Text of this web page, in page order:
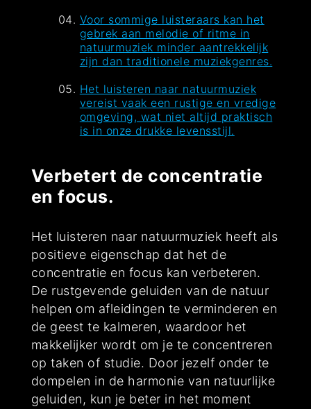
Voor sommige luisteraars kan het
gebrek aan melodie of ritme in
natuurmuziek minder aantrekkelijk
zijn dan traditionele muziekgenres.
Het luisteren naar natuurmuziek
vereist vaak een rustige en vredige
omgeving, wat niet altijd praktisch
is in onze drukke levensstijl.
Verbetert de concentratie
en focus.
Het luisteren naar natuurmuziek heeft als
positieve eigenschap dat het de
concentratie en focus kan verbeteren.
De rustgevende geluiden van de natuur
helpen om afleidingen te verminderen en
de geest te kalmeren, waardoor het
makkelijker wordt om je te concentreren
op taken of studie. Door jezelf onder te
dompelen in de harmonie van natuurlijke
geluiden, kun je beter in het moment